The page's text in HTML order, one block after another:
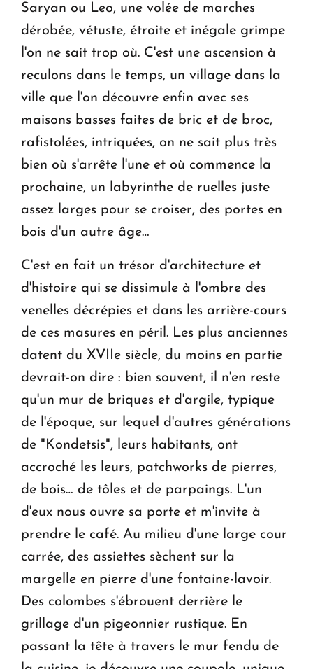
Saryan ou Leo, une volée de marches
dérobée, vétuste, étroite et inégale grimpe
l'on ne sait trop où. C'est une ascension à
reculons dans le temps, un village dans la
ville que l'on découvre enfin avec ses
maisons basses faites de bric et de broc,
rafistolées, intriquées, on ne sait plus très
bien où s'arrête l'une et où commence la
prochaine, un labyrinthe de ruelles juste
assez larges pour se croiser, des portes en
bois d'un autre âge…
C'est en fait un trésor d'architecture et
d'histoire qui se dissimule à l'ombre des
venelles décrépies et dans les arrière-cours
de ces masures en péril. Les plus anciennes
datent du XVIIe siècle, du moins en partie
devrait-on dire : bien souvent, il n'en reste
qu'un mur de briques et d'argile, typique
de l'époque, sur lequel d'autres générations
de "Kondetsis", leurs habitants, ont
accroché les leurs, patchworks de pierres,
de bois… de tôles et de parpaings. L'un
d'eux nous ouvre sa porte et m'invite à
prendre le café. Au milieu d'une large cour
carrée, des assiettes sèchent sur la
margelle en pierre d'une fontaine-lavoir.
Des colombes s'ébrouent derrière le
grillage d'un pigeonnier rustique. En
passant la tête à travers le mur fendu de